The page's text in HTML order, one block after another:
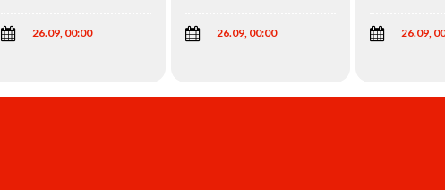
26.09, 00:00 26.09, 00:00 26.09,